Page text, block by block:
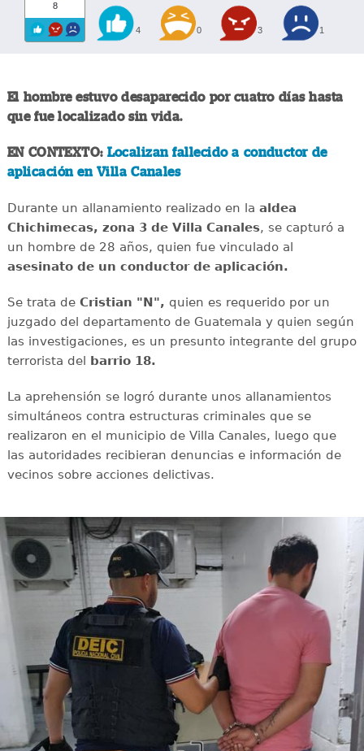
8
4 0 3 1
El hombre estuvo desaparecido por cuatro días hasta
que fue localizado sin vida.
EN CONTEXTO:Localizan fallecido a conductor de
aplicación en Villa Canales
Durante un allanamiento realizado en la aldea
Chichimecas, zona 3 de Villa Canales, se capturó a
un hombre de 28 años, quien fue vinculado al
asesinato de un conductor de aplicación.
Se trata de Cristian "N", quien es requerido por un
juzgado del departamento de Guatemala y quien según
las investigaciones, es un presunto integrante del grupo
terrorista del
barrio 18.
La aprehensión se logró durante unos allanamientos
simultáneos contra estructuras criminales que se
realizaron en el municipio de Villa Canales, luego que
las autoridades recibieran denuncias e información de
vecinos sobre acciones delictivas.